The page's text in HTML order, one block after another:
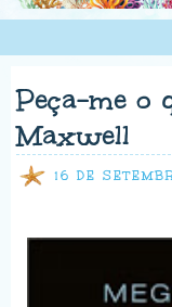
Peça-me o
Maxwell
16 DE